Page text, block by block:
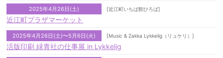
2025年4月26日(土) [近江町いちば館ひろば]
近江町プラザマーケット
2025年4月26日(土)〜5月6日(火) [Music & Zakka Lykkelig（リュケリ）]
活版印刷 緑青社の仕事展 in Lykkelig